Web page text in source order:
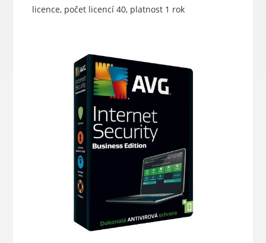
licence, počet licencí 40, platnost 1 rok